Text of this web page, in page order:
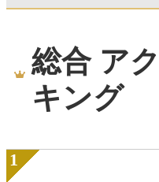
総合 ア
キング